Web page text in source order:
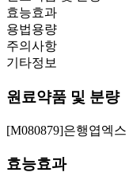
효능효과
용법용량
주의사항
기타정보
원료약품 및 분량
[M080879]은행엽엑스
효능효과